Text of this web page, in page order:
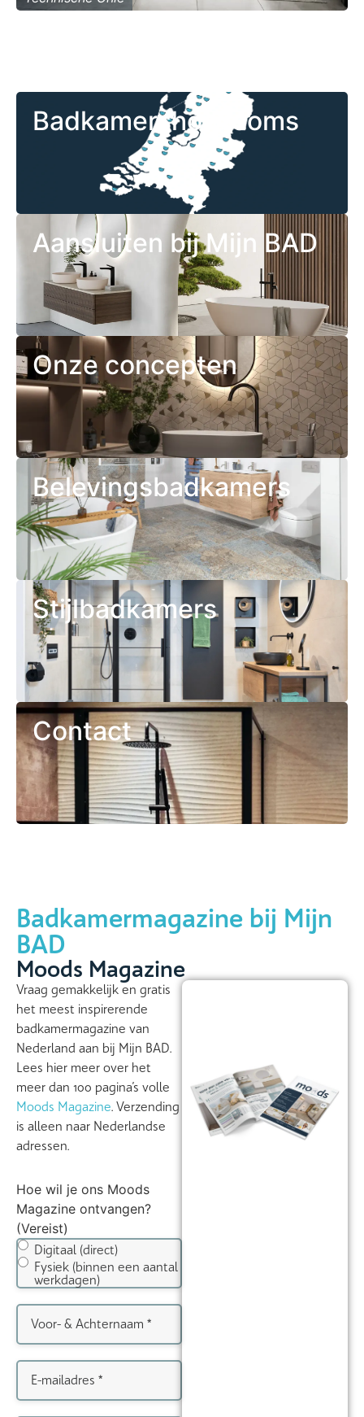
Badkamershowrooms
Aansluiten bij Mijn BAD
Onze concepten
Belevingsbadkamers
Stijlbadkamers
Contact
Badkamermagazine bij Mijn
BAD
Moods Magazine
Vraag gemakkelijk en gratis
het meest inspirerende
badkamermagazine van
Nederland aan bij Mijn BAD.
Lees hier meer over het
meer dan 100 pagina’s volle
Moods Magazine. Verzending
is alleen naar Nederlandse
adressen.
Hoe wil je ons Moods
Magazine ontvangen?
(Vereist)
Digitaal (direct)
Fysiek (binnen een aantal
werkdagen)
Voor-
E-
mailadres(Vereist)